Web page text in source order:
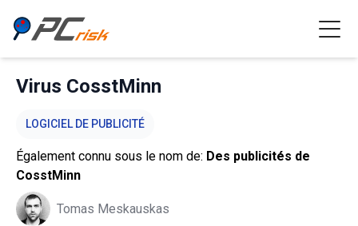
Virus CosstMinn
LOGICIEL DE PUBLICITÉ
Également connu sous le nom de: Des publicités de
CosstMinn
Tomas Meskauskas